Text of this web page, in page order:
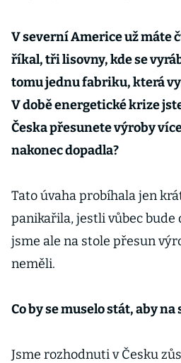
V severní Americe už máte
říkal, tři lisovny, kde se
tomu jednu fabriku, která
V době energetické krize
Česka přesunete výroby
nakonec dopadla?
Tato úvaha probíhala jen
panikařila, jestli vůbec bude
jsme ale na stole přesun
neměli.
Co by se muselo stát, aby na
Jsme rozhodnuti v Česku